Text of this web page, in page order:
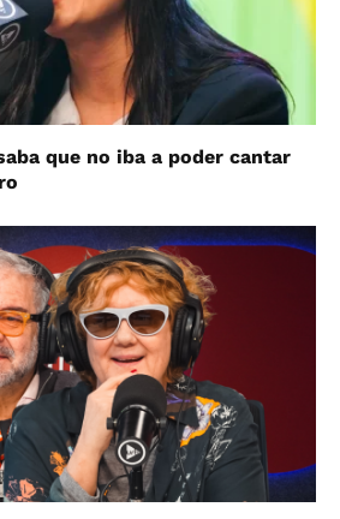
que no iba a poder cantar